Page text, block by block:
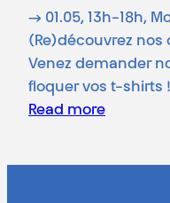
→ 01.05, 13h-18h,
(Re)découvrez
Venez demander
floquer vos t-shirts
Read more